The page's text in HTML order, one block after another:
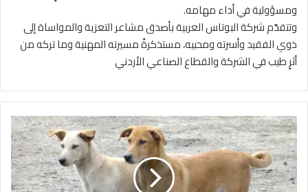
ومسؤولية في أداء مهامه.
وتتقدّم شركة البوتاس العربية بأصدق مشاعر التعزية والمواساة إلى
ذوي الفقيد وأسرته ومحبيه، مستذكرةً مسيرته المهنية وما تركه من
أثرٍ طيب في الشركة والقطاع الصناعي الأردني
ت
ز
ا
ي
د